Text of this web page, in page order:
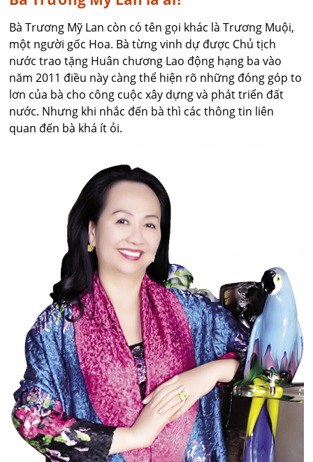
Bà Trương Mỹ Lan còn có tên gọi khác là Trương Muội,
một người gốc Hoa. Bà từng vinh dự được Chủ tịch
nước trao tặng Huân chương Lao động hạng ba vào
năm 2011 điều này càng thể hiện rõ những đóng góp to
lơn của bà cho công cuộc xây dựng và phát triển đất
nước. Nhưng khi nhắc đến bà thì các thông tin liên
quan đến bà khá ít ỏi.